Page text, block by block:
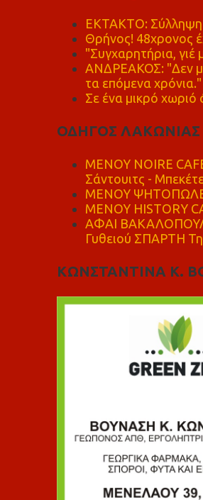
ΕΚΤΑΚΤΟ: Σύλληψη
Θρήνος! 48χρονος
"Συγχαρητήρια, γιέ
ΑΝΔΡΕΑΚΟΣ: "Δεν με
τα επόμενα χρόνια."
Σε ένα μικρό
ΟΔΗΓΟΣ ΛΑΚΩΝΙΑΣ
MENOY NOIRE
Σάντουιτς -
ΜΕΝΟΥ
ΜΕΝΟΥ HISTORY
ΑΦΑΙ
Γυθειού ΣΠΑΡΤΗ
ΚΩΝΣΤΑΝΤΙΝΑ Κ.